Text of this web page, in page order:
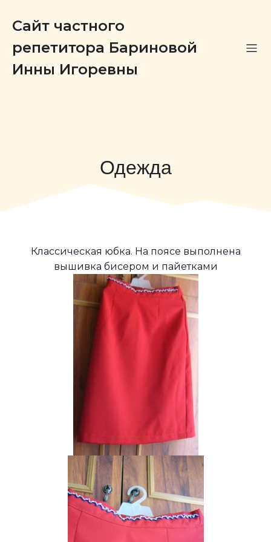
Сайт частного
репетитора Бариновой
Инны Игоревны
Одежда
Классическая юбка. На поясе выполнена
вышивка бисером и пайетками